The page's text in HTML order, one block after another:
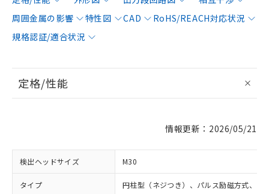
周囲金属の影響
特性図 CAD
RoHS/REACH対応状況
規格認証/適合状況
定格/性能
情報更新：2026/05/21
検出ヘッドサイズ M30
タイプ 円柱型（ネジつき）、パルス励磁方式、シ